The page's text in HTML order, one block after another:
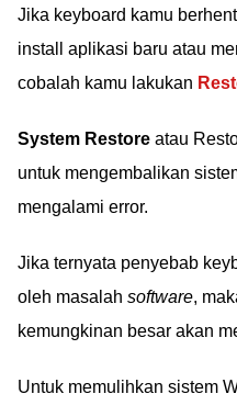
laptop
berbagai
Jika keyboard kamu
install aplikasi baru atau
cobalah kamu lakukan
System Restore atau
untuk mengembalikan
mengalami error.
Jika ternyata penyebab
oleh masalah software,
kemungkinan besar akan
Untuk memulihkan sistem